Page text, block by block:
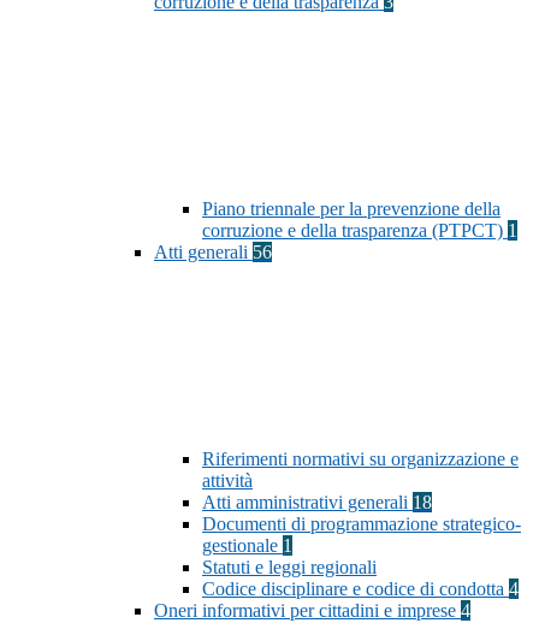
Piano triennale per la prevenzione della
corruzione e della trasparenza (PTPCT) 1
Atti generali 56
Riferimenti normativi su organizzazione e
attività
Atti amministrativi generali 18
Documenti di programmazione strategico-
gestionale 1
Statuti e leggi regionali
Codice disciplinare e codice di condotta 4
Oneri informativi per cittadini e imprese 4